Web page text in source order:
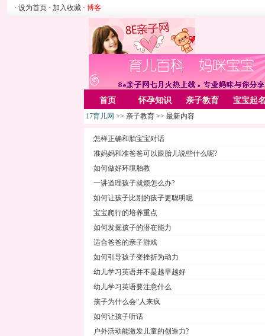
· 设为首页 · 加入收藏 · 博客
首页 怀孕知识 亲子教育 宝宝起
家居 亲子游戏 美容化装
17育儿网 >> 亲子教育 >> 最新内容
怎样正确和胎宝宝对话
准妈妈和准爸爸可以跟胎儿说些什么呢?
如何做好环境胎教
一讲道理孩子就烦怎么办?
如何让孩子比别的孩子更聪明呢
宝宝爬行的培养重点
如何发掘孩子的潜在能力
适合爸爸的亲子游戏
如何引导孩子变挫折为动力
幼儿学习英语并不是越早越好
幼儿学习英语要注意什么
孩子为什么会“人来疯
如何让孩子听话
户外活动能激发儿童的创造力?